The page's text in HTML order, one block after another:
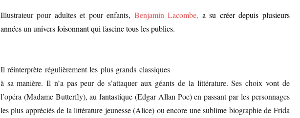
Illustrateur pour adultes et pour enfants, Benjamin Lacombe, a su créer depuis plusieurs
années un univers foisonnant qui fascine tous les publics.
Il réinterprète régulièrement les plus grands classiques
à sa manière. Il n’a pas peur de s’attaquer aux géants de la littérature. Ses choix vont de
l’opéra (Madame Butterfly), au fantastique (Edgar Allan Poe) en passant par les personnages
les plus appréciés de la littérature jeunesse (Alice) ou encore une sublime biographie de Frida